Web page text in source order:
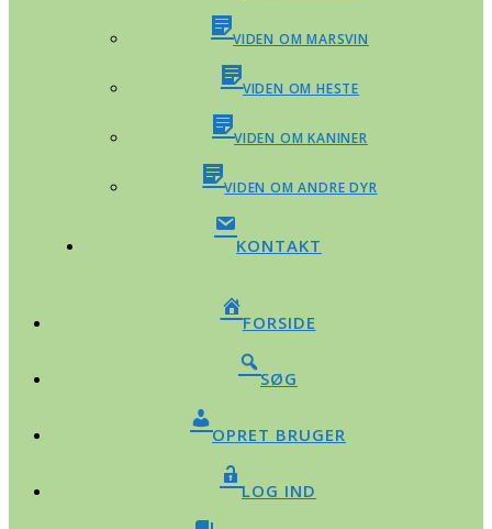
VIDEN OM MARSVIN
VIDEN OM HESTE
VIDEN OM KANINER
VIDEN OM ANDRE DYR
KONTAKT
FORSIDE
SØG
OPRET BRUGER
LOG IND